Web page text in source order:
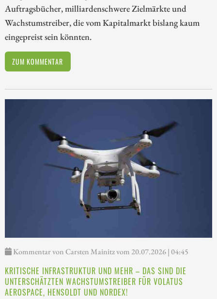
Auftragsbücher, milliardenschwere Zielmärkte und
Wachstumstreiber, die vom Kapitalmarkt bislang kaum
eingepreist sein könnten.
ZUM KOMMENTAR
Kommentar von Carsten Mainitz vom 20.07.2026 | 04:45
KRITISCHE INFRASTRUKTUR UND MEHR – DAS SIND DIE
UNTERSCHÄTZTEN WACHSTUMSTREIBER FÜR VOLATUS
AEROSPACE, HENSOLDT UND NORDEX!